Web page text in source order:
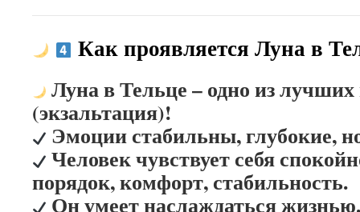
Как проявляется Луна в
Луна в Тельце – одно из
(экзальтация)!
Эмоции стабильны, глубокие,
Человек чувствует себя
порядок, комфорт, стабильность.
Он умеет наслаждаться